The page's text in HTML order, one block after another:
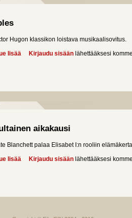
Hugon klassikon loistava musikaalisovitus.
lisää about Les Misérables
Kirjaudu sisään lähettääksesi
aikakausi
Blanchett palaa Elisabet I:n rooliin
lisää about Elisabet - kultainen aikakausi
Kirjaudu sisään lähettääksesi